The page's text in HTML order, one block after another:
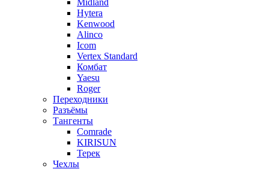
Midland
Hytera
Kenwood
Alinco
Icom
Vertex Standard
Комбат
Yaesu
Roger
Переходники
Разъёмы
Тангенты
Comrade
KIRISUN
Терек
Чехлы